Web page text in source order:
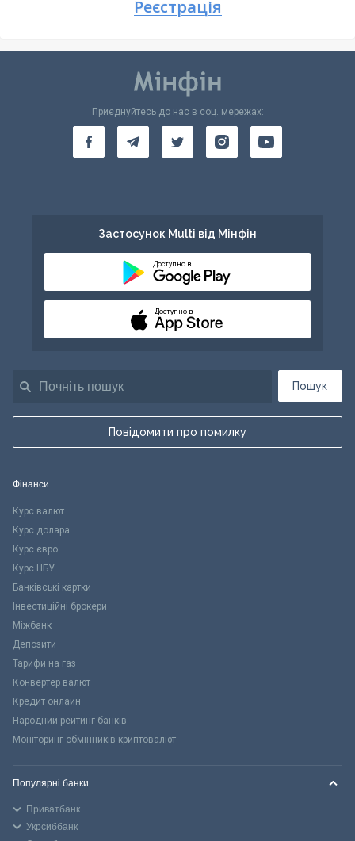
Реєстрація
Пошук
Повідомити про помилку
Приєднуйтесь до нас в соц. мережах:
Застосунок Multi від Мінфін
Доступно в
Доступно в
Фінанси
Курс валют
Курс долара
Курс євро
Курс НБУ
Банківські картки
Інвестиційні брокери
Міжбанк
Депозити
Тарифи на газ
Конвертер валют
Кредит онлайн
Народний рейтинг банків
Моніторинг обмінників криптовалют
Популярні банки
Приватбанк
Укрсиббанк